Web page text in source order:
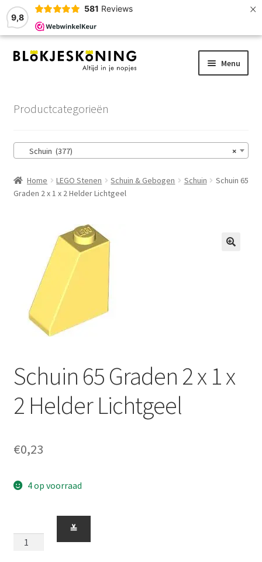
9,8
581 Reviews ×
Ga
Ga
Menu
Winkelmand
Afrekenen
Productcategorieën
×
Schuin (377)
Home LEGO Stenen Schuin & Gebogen Schuin
Schuin 65
Graden 2 x 1 x 2 Helder Lichtgeel
Schuin 65 Graden 2 x 1 x
2 Helder Lichtgeel
€0,23
4 op voorraad
65
≚